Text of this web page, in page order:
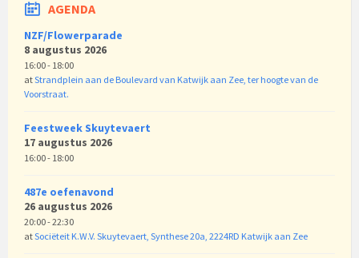
AGENDA
NZF/Flowerparade
8 augustus 2026
16:00 - 18:00
atStrandplein aan de Boulevard van Katwijk aan Zee, ter hoogte van de
Voorstraat.
Feestweek Skuytevaert
17 augustus 2026
16:00 - 18:00
487e oefenavond
26 augustus 2026
20:00 - 22:30
atSociëteit K.W.V. Skuytevaert, Synthese 20a, 2224RD Katwijk aan Zee